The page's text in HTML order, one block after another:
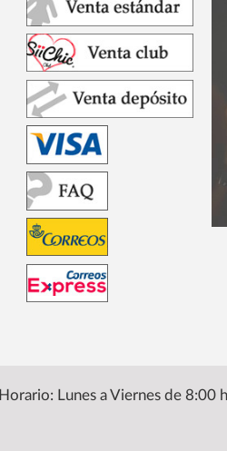
Horario: Lunes a Viernes de 8:00